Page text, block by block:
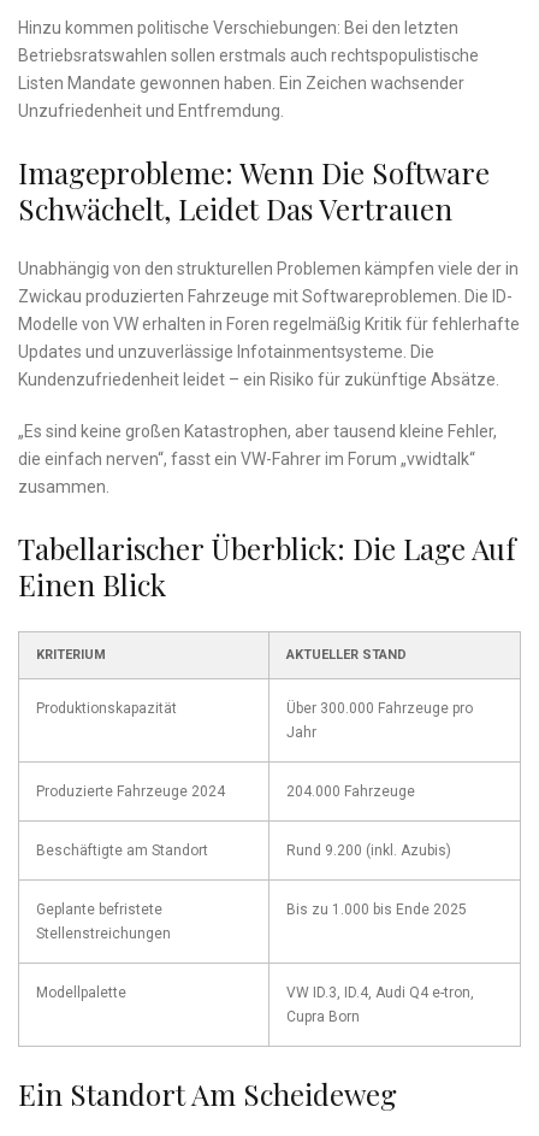
Hinzu kommen politische Verschiebungen: Bei den letzten
Betriebsratswahlen sollen erstmals auch rechtspopulistische
Listen Mandate gewonnen haben. Ein Zeichen wachsender
Unzufriedenheit und Entfremdung.
Imageprobleme: Wenn Die Software
Schwächelt, Leidet Das Vertrauen
Unabhängig von den strukturellen Problemen kämpfen viele der in
Zwickau produzierten Fahrzeuge mit Softwareproblemen. Die ID-
Modelle von VW erhalten in Foren regelmäßig Kritik für fehlerhafte
Updates und unzuverlässige Infotainmentsysteme. Die
Kundenzufriedenheit leidet – ein Risiko für zukünftige Absätze.
„Es sind keine großen Katastrophen, aber tausend kleine Fehler,
die einfach nerven“, fasst ein VW-Fahrer im Forum „vwidtalk“
zusammen.
Tabellarischer Überblick: Die Lage Auf
Einen Blick
KRITERIUM AKTUELLER STAND
Produktionskapazität
Über 300.000 Fahrzeuge pro
Jahr
Produzierte Fahrzeuge 2024 204.000 Fahrzeuge
Beschäftigte am Standort Rund 9.200 (inkl. Azubis)
Geplante befristete
Stellenstreichungen
Bis zu 1.000 bis Ende 2025
Modellpalette
VW ID.3, ID.4, Audi Q4 e-tron,
Cupra Born
Ein Standort Am Scheideweg